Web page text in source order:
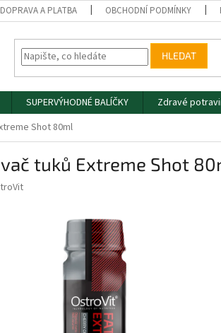
DOPRAVA A PLATBA OBCHODNÍ PODMÍNKY
HLEDAT
SUPERVÝHODNÉ BALÍČKY Zdravé
Shot 80ml
tuků Extreme Shot